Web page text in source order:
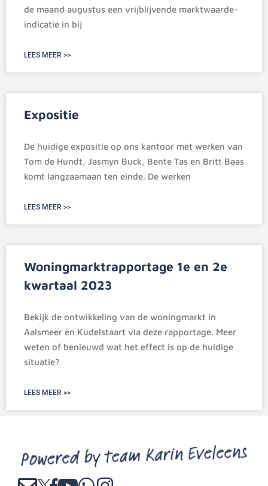
de maand augustus een vrijblijvende marktwaarde-
indicatie in bij
LEES MEER >>
Expositie
De huidige expositie op ons kantoor met werken van
Tom de Hundt, Jasmyn Buck, Bente Tas en Britt Baas
komt langzaamaan ten einde. De werken
LEES MEER >>
Woningmarktrapportage 1e en 2e
kwartaal 2023
Bekijk de ontwikkeling van de woningmarkt in
Aalsmeer en Kudelstaart via deze rapportage. Meer
weten of benieuwd wat het effect is op de huidige
situatie?
LEES MEER >>